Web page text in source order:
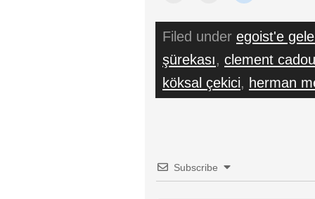
Filed under egoist'e
şürekası, clement cadou
köksal çekici, herman
Subscribe